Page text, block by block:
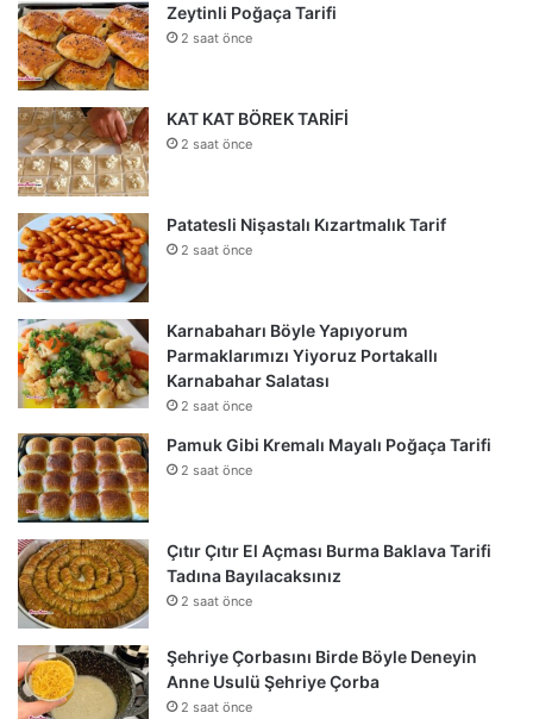
Zeytinli Poğaça Tarifi
2 saat önce
KAT KAT BÖREK TARİFİ
2 saat önce
Patatesli Nişastalı Kızartmalık Tarif
2 saat önce
Karnabaharı Böyle Yapıyorum
Parmaklarımızı Yiyoruz Portakallı
Karnabahar Salatası
2 saat önce
Pamuk Gibi Kremalı Mayalı Poğaça Tarifi
2 saat önce
Çıtır Çıtır El Açması Burma Baklava Tarifi
Tadına Bayılacaksınız
2 saat önce
Şehriye Çorbasını Birde Böyle Deneyin
Anne Usulü Şehriye Çorba
2 saat önce